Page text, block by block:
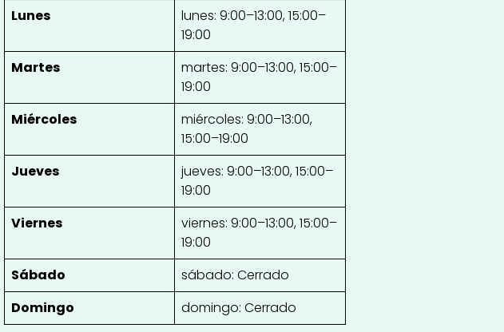
Lunes
lunes: 9:00–13:00, 15:00–
19:00
Martes
martes: 9:00–13:00, 15:00–
19:00
Miércoles
miércoles: 9:00–13:00,
15:00–19:00
Jueves
jueves: 9:00–13:00, 15:00–
19:00
Viernes
viernes: 9:00–13:00, 15:00–
19:00
Sábado
sábado: Cerrado
Domingo
domingo: Cerrado